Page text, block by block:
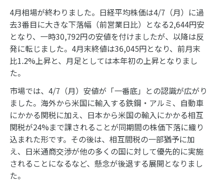
4月相場が終わりました。日経平均株価は4/7（月）に過
去3番目に大きな下落幅（前営業日比）となる2,644円安
となり、一時30,792円の安値を付けましたが、以降は反
発に転じました。4月末終値は36,045円となり、前月末
比1.2%上昇と、月足としては本年初の上昇となりまし
た。
市場では、4/7（月）安値が「一番底」との認識が広がり
ました。海外から米国に輸入する鉄鋼・アルミ、自動車
にかかる関税に加え、日本から米国の輸入にかかる相互
関税が24%まで課されることが同期間の株価下落に織り
込まれた形です。その後は、相互間税の一部猶予に加
え、日米通商交渉が他の多くの国に対して優先的に実施
されることになるなど、懸念が後退する展開となりまし
た。